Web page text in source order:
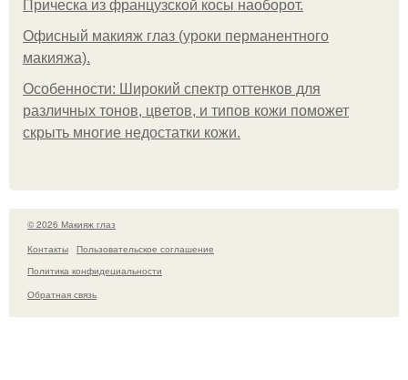
Прическа из французской косы наоборот.
Офисный макияж глаз (уроки перманентного
макияжа).
Особенности: Широкий спектр оттенков для
различных тонов, цветов, и типов кожи поможет
скрыть многие недостатки кожи.
© 2026 Макияж глаз
Контакты
Пользовательское соглашение
Политика конфидециальности
Обратная связь